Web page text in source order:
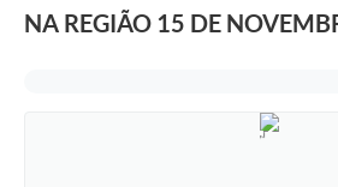
NA REGIÃO 15 DE